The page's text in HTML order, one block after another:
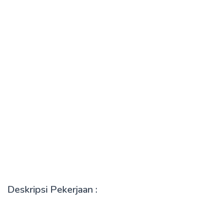
Deskripsi Pekerjaan :